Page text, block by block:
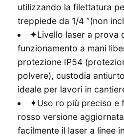
utilizzando la filettatura
treppiede da 1/4 “(non
✦Livello laser a prova
funzionamento a mani
protezione IP54
polvere), custodia
ideale per lavori in
✦Uso ro più preciso e
rosso versione
facilmente il laser a linee